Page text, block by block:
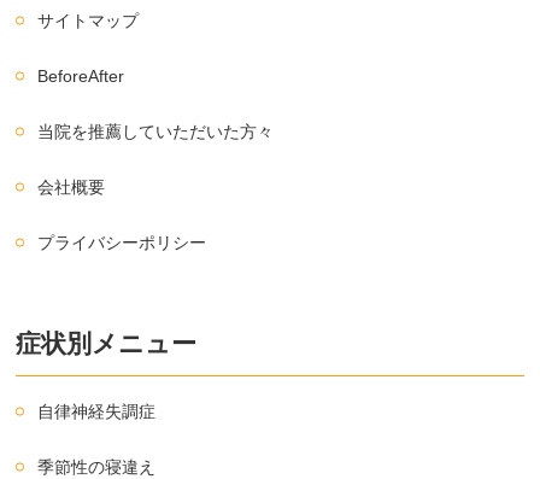
サイトマップ
BeforeAfter
当院を推薦していただいた方々
会社概要
プライバシーポリシー
症状別メニュー
自律神経失調症
季節性の寝違え